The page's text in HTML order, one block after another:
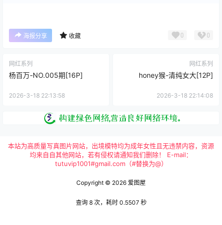
海报分享 收藏 0 0
网红系列
杨百万-NO.005期[16P]
2026-3-18 22:13:58
网红系列
honey猴-清纯女大[12P]
2026-3-18 22:14:08
本站为高质量写真图片网站，出境模特均为成年女性且无违禁内容，资源
均来自自其他网站，若有侵权请通知我们删除！ E-mail：
tutuvip1001#gmail.com（#替换为@）
Copyright © 2026 爱图屋
查询 8 次，耗时 0.5507 秒